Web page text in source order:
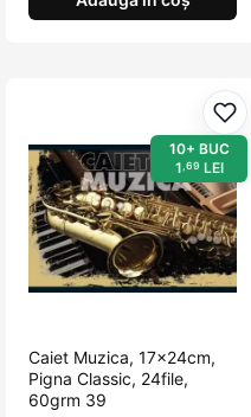
10+ BUC
1,69 LEI
Caiet Muzica, 17x24cm,
Pigna Classic, 24file,
60grm 39